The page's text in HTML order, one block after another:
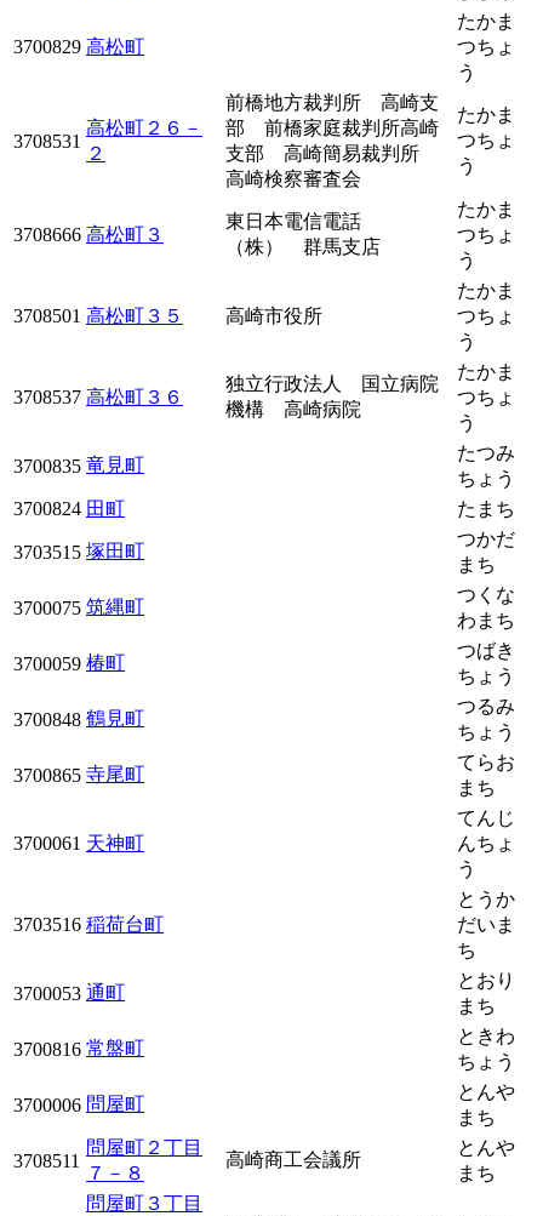
3700829 高松町
たかま
つちょ
う
3708531
高松町２６－
２
前橋地方裁判所 高崎支
部 前橋家庭裁判所高崎
支部 高崎簡易裁判所
高崎検察審査会
たかま
つちょ
う
3708666 高松町３
東日本電信電話
（株） 群馬支店
たかま
つちょ
う
3708501 高松町３５ 高崎市役所
たかま
つちょ
う
3708537 高松町３６
独立行政法人 国立病院
機構 高崎病院
たかま
つちょ
う
3700835 竜見町
たつみ
ちょう
3700824 田町 たまち
3703515 塚田町
つかだ
まち
3700075 筑縄町
つくな
わまち
3700059 椿町
つばき
ちょう
3700848 鶴見町
つるみ
ちょう
3700865 寺尾町
てらお
まち
3700061 天神町
てんじ
んちょ
う
3703516 稲荷台町
とうか
だいま
ち
3700053 通町
とおり
まち
3700816 常盤町
ときわ
ちょう
3700006 問屋町
とんや
まち
3708511
問屋町２丁目
７－８
高崎商工会議所
とんや
まち
問屋町３丁目